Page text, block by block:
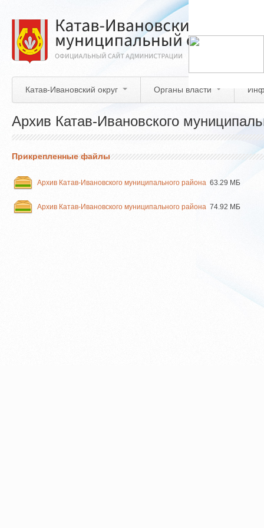
основному
содержанию
Катав-Ивановский округ Органы власти
Архив Катав-Ивановского
Прикрепленные файлы
Архив Катав-Ивановского муниципального района 63.29 МБ
Архив Катав-Ивановского муниципального района 74.92 МБ